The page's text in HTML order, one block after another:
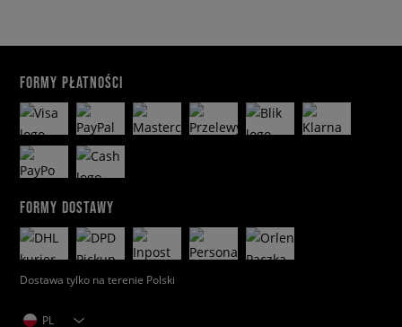
FORMY PŁATNOŚCI
FORMY DOSTAWY
Dostawa tylko na terenie Polski
PL